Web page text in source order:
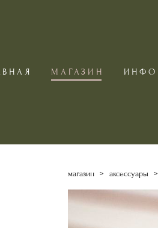
МАГАЗИН ИНФО
магазин > аксессуары >